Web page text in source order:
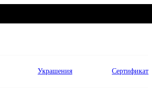
Украшения Сертификат